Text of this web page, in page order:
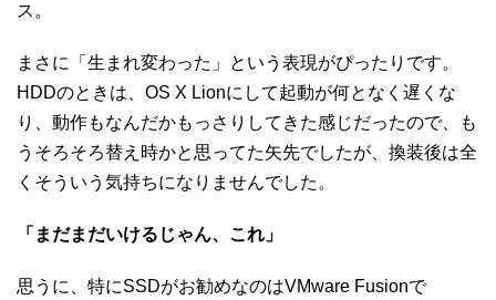
ス。
まさに「生まれ変わった」という表現がぴったりです。
HDDのときは、OS X Lionにして起動が何となく遅くな
り、動作もなんだかもっさりしてきた感じだったので、も
うそろそろ替え時かと思ってた矢先でしたが、換装後は全
くそういう気持ちになりませんでした。
「まだまだいけるじゃん、これ」
思うに、特にSSDがお勧めなのはVMware Fusionで